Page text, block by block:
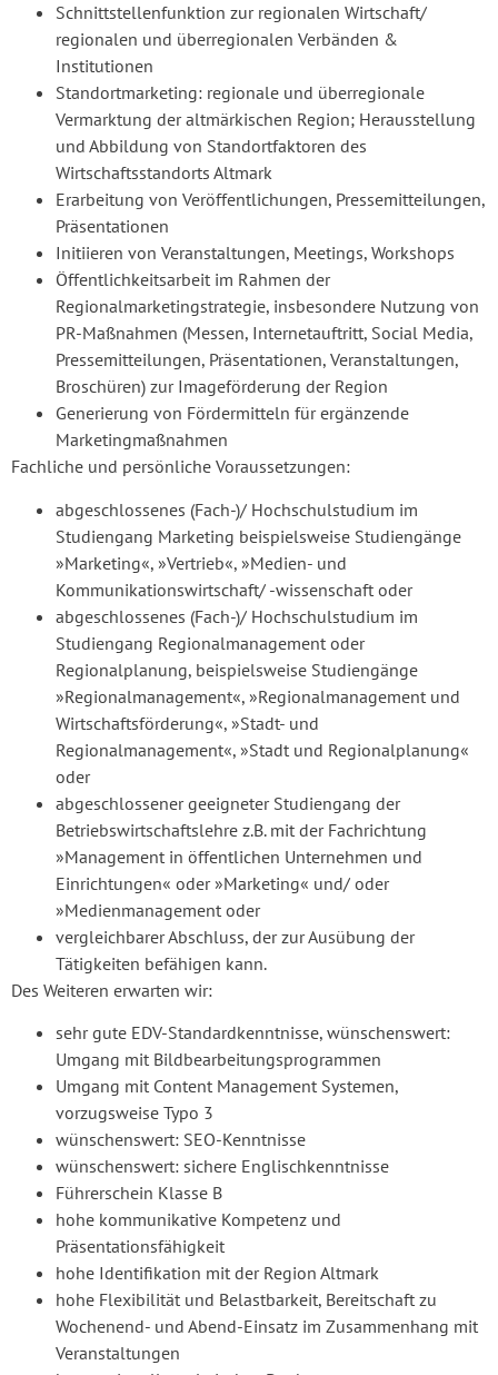
Schnittstellenfunktion zur regionalen Wirtschaft/
regionalen und überregionalen Verbänden &
Institutionen
Standortmarketing: regionale und überregionale
Vermarktung der altmärkischen Region; Herausstellung
und Abbildung von Standortfaktoren des
Wirtschaftsstandorts Altmark
Erarbeitung von Veröffentlichungen, Pressemitteilungen,
Präsentationen
Initiieren von Veranstaltungen, Meetings, Workshops
Öffentlichkeitsarbeit im Rahmen der
Regionalmarketingstrategie, insbesondere Nutzung von
PR-Maßnahmen (Messen, Internetauftritt, Social Media,
Pressemitteilungen, Präsentationen, Veranstaltungen,
Broschüren) zur Imageförderung der Region
Generierung von Fördermitteln für ergänzende
Marketingmaßnahmen
Fachliche und persönliche Voraussetzungen:
abgeschlossenes (Fach-)/ Hochschulstudium im
Studiengang Marketing beispielsweise Studiengänge
»Marketing«, »Vertrieb«, »Medien- und
Kommunikationswirtschaft/ -wissenschaft oder
abgeschlossenes (Fach-)/ Hochschulstudium im
Studiengang Regionalmanagement oder
Regionalplanung, beispielsweise Studiengänge
»Regionalmanagement«, »Regionalmanagement und
Wirtschaftsförderung«, »Stadt- und
Regionalmanagement«, »Stadt und Regionalplanung«
oder
abgeschlossener geeigneter Studiengang der
Betriebswirtschaftslehre z.B. mit der Fachrichtung
»Management in öffentlichen Unternehmen und
Einrichtungen« oder »Marketing« und/ oder
»Medienmanagement oder
vergleichbarer Abschluss, der zur Ausübung der
Tätigkeiten befähigen kann.
Des Weiteren erwarten wir:
sehr gute EDV-Standardkenntnisse, wünschenswert:
Umgang mit Bildbearbeitungsprogrammen
Umgang mit Content Management Systemen,
vorzugsweise Typo 3
wünschenswert: SEO-Kenntnisse
wünschenswert: sichere Englischkenntnisse
Führerschein Klasse B
hohe kommunikative Kompetenz und
Präsentationsfähigkeit
hohe Identifikation mit der Region Altmark
hohe Flexibilität und Belastbarkeit, Bereitschaft zu
Wochenend- und Abend-Einsatz im Zusammenhang mit
Veranstaltungen